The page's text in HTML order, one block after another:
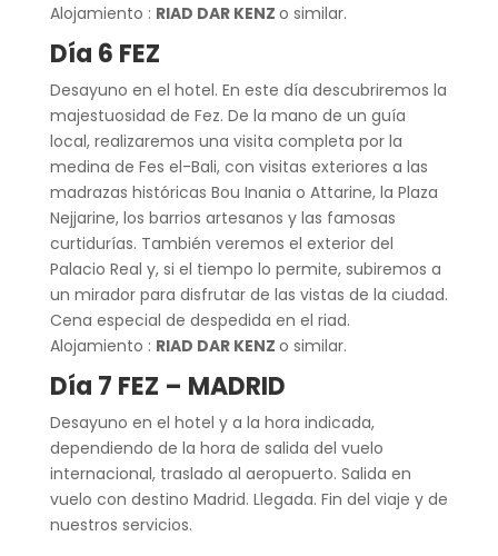
Alojamiento : RIAD DAR KENZ o similar.
Día 6 FEZ
Desayuno en el hotel. En este día descubriremos la
majestuosidad de Fez. De la mano de un guía
local, realizaremos una visita completa por la
medina de Fes el-Bali, con visitas exteriores a las
madrazas históricas Bou Inania o Attarine, la Plaza
Nejjarine, los barrios artesanos y las famosas
curtidurías. También veremos el exterior del
Palacio Real y, si el tiempo lo permite, subiremos a
un mirador para disfrutar de las vistas de la ciudad.
Cena especial de despedida en el riad.
Alojamiento : RIAD DAR KENZ o similar.
Día 7 FEZ – MADRID
Desayuno en el hotel y a la hora indicada,
dependiendo de la hora de salida del vuelo
internacional, traslado al aeropuerto. Salida en
vuelo con destino Madrid. Llegada. Fin del viaje y de
nuestros servicios.